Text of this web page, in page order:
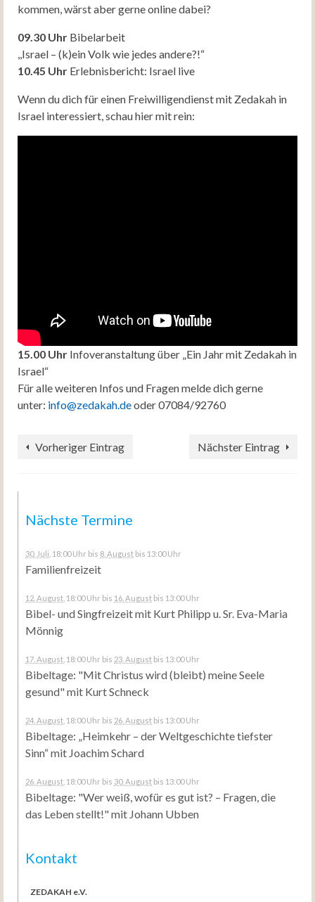
kommen, wärst aber gerne online dabei?
09.30 Uhr Bibelarbeit
,,Israel – (k)ein Volk wie jedes andere?!“
10.45 Uhr Erlebnisbericht: Israel live
Wenn du dich für einen Freiwilligendienst mit Zedakah in
Israel interessiert, schau hier mit rein:
15.00 Uhr Infoveranstaltung über „Ein Jahr mit Zedakah in
Israel“
Für alle weiteren Infos und Fragen melde dich gerne
unter: info@zedakah.deoder 07084/92760
Vorheriger Eintrag Nächster Eintrag
Nächste Termine
30. Juli , 18:00 Uhr bis 8. August bis 13:00 Uhr
Familienfreizeit
12. August , 18:00 Uhr bis 16. August bis 13:00 Uhr
Bibel- und Singfreizeit mit Kurt Philipp u. Sr. Eva-Maria
Mönnig
17. August , 18:00 Uhr bis 23. August bis 13:00 Uhr
Bibeltage: "Mit Christus wird (bleibt) meine Seele
gesund" mit Kurt Schneck
24. August , 18:00 Uhr bis 26. August bis 13:00 Uhr
Bibeltage: „Heimkehr – der Weltgeschichte tiefster
Sinn“ mit Joachim Schard
26. August , 18:00 Uhr bis 30. August bis 13:00 Uhr
Bibeltage: "Wer weiß, wofür es gut ist? – Fragen, die
das Leben stellt!" mit Johann Ubben
Kontakt
ZEDAKAH e.V.